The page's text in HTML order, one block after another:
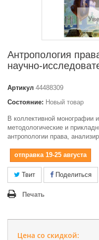
Антропология
научно-
Артикул 44488309
Состояние: Новый товар
В коллективной монографии
методологические и
антропологии права,
отправка 19-25 августа
Твит Поделиться
Печать
Цена со скидкой: